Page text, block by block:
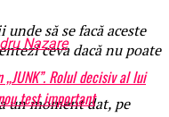
să se facă aceste
ceva dacă nu poate
un moment dat, pe
Rolul decisiv al lui
test important